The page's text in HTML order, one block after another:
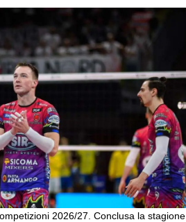
2026/27. Conclusa la stagione